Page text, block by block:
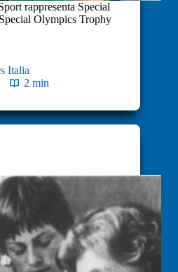
rappresenta Special
Olympics Trophy
Italia
2 min